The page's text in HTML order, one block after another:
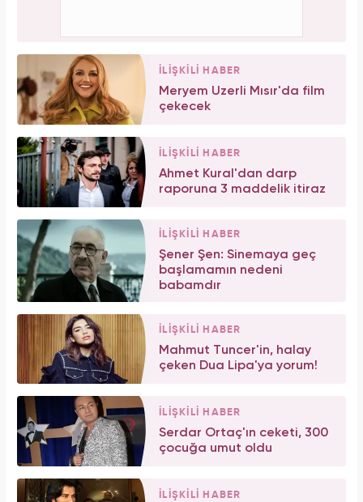
İLİŞKİLİ HABER
Meryem Uzerli Mısır'da film
çekecek
İLİŞKİLİ HABER
Ahmet Kural'dan darp
raporuna 3 maddelik itiraz
İLİŞKİLİ HABER
Şener Şen: Sinemaya geç
başlamamın nedeni
babamdır
İLİŞKİLİ HABER
Mahmut Tuncer'in, halay
çeken Dua Lipa'ya yorum!
İLİŞKİLİ HABER
Serdar Ortaç'ın ceketi, 300
çocuğa umut oldu
İLİŞKİLİ HABER